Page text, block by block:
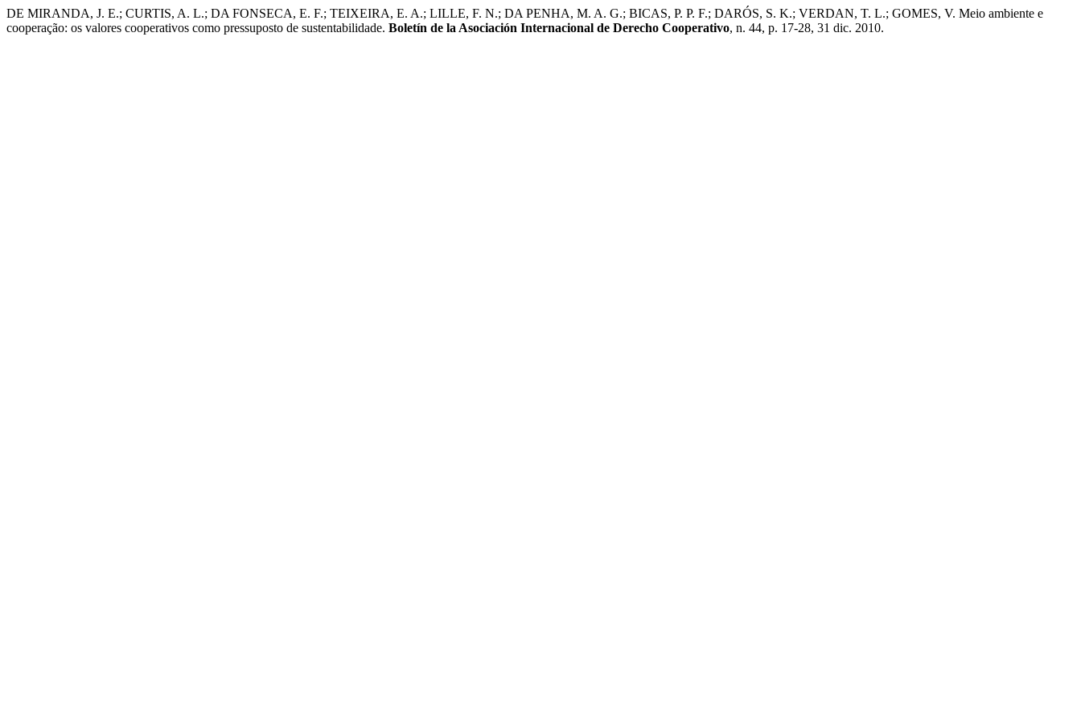
DE MIRANDA, J. E.; CURTIS, A. L.; DA FONSECA, E. F.; TEIXEIRA, E. A.; LILLE, F. N.; DA PENHA, M. A. G.; BICAS, P. P. F.; DARÓS, S. K.; VERDAN, T. L.; GOMES, V. Meio ambiente e
cooperação: os valores cooperativos como pressuposto de sustentabilidade. Boletín de la Asociación Internacional de Derecho Cooperativo, n. 44, p. 17-28, 31 dic. 2010.